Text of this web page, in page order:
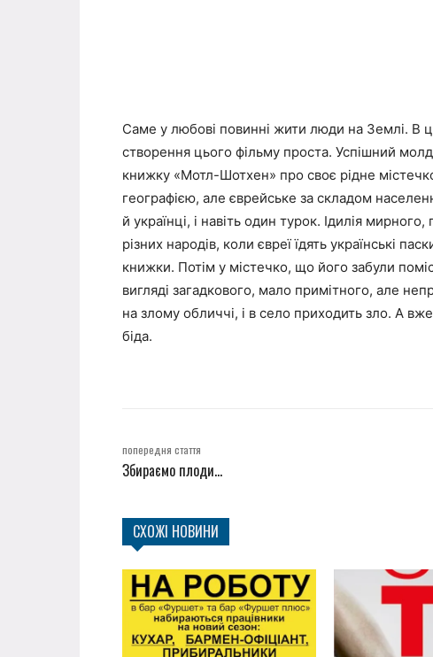
Саме у любові повинні жити люди на Землі. В
створення цього фільму проста. Успішний
книжку «Мотл-Шотхен» про своє рідне
географією, але єврейське за складом
й українці, і навіть один турок. Ідилія
різних народів, коли євреї їдять українські
книжки. Потім у містечко, що його забули
вигляді загадкового, мало примітного, але
на злому обличчі, і в село приходить зло. А
біда.
попередня стаття
Збираємо плоди…
СХОЖІ НОВИНИ